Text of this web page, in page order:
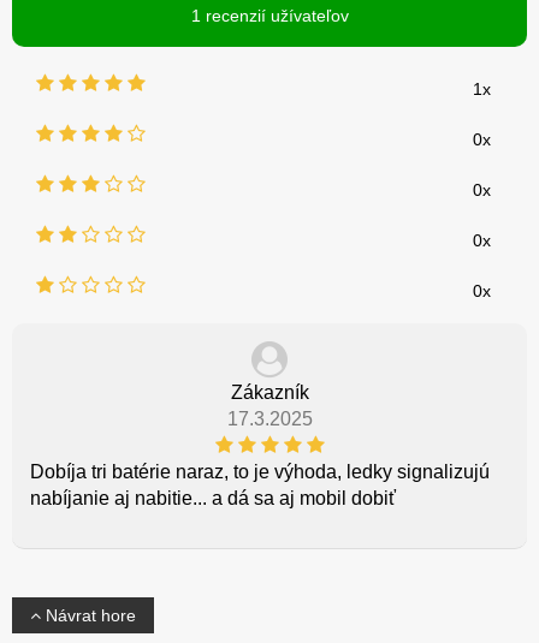
1 recenzií užívateľov
1x
0x
0x
0x
0x
Zákazník
17.3.2025
Dobíja tri batérie naraz, to je výhoda, ledky signalizujú
nabíjanie aj nabitie... a dá sa aj mobil dobiť
Návrat hore